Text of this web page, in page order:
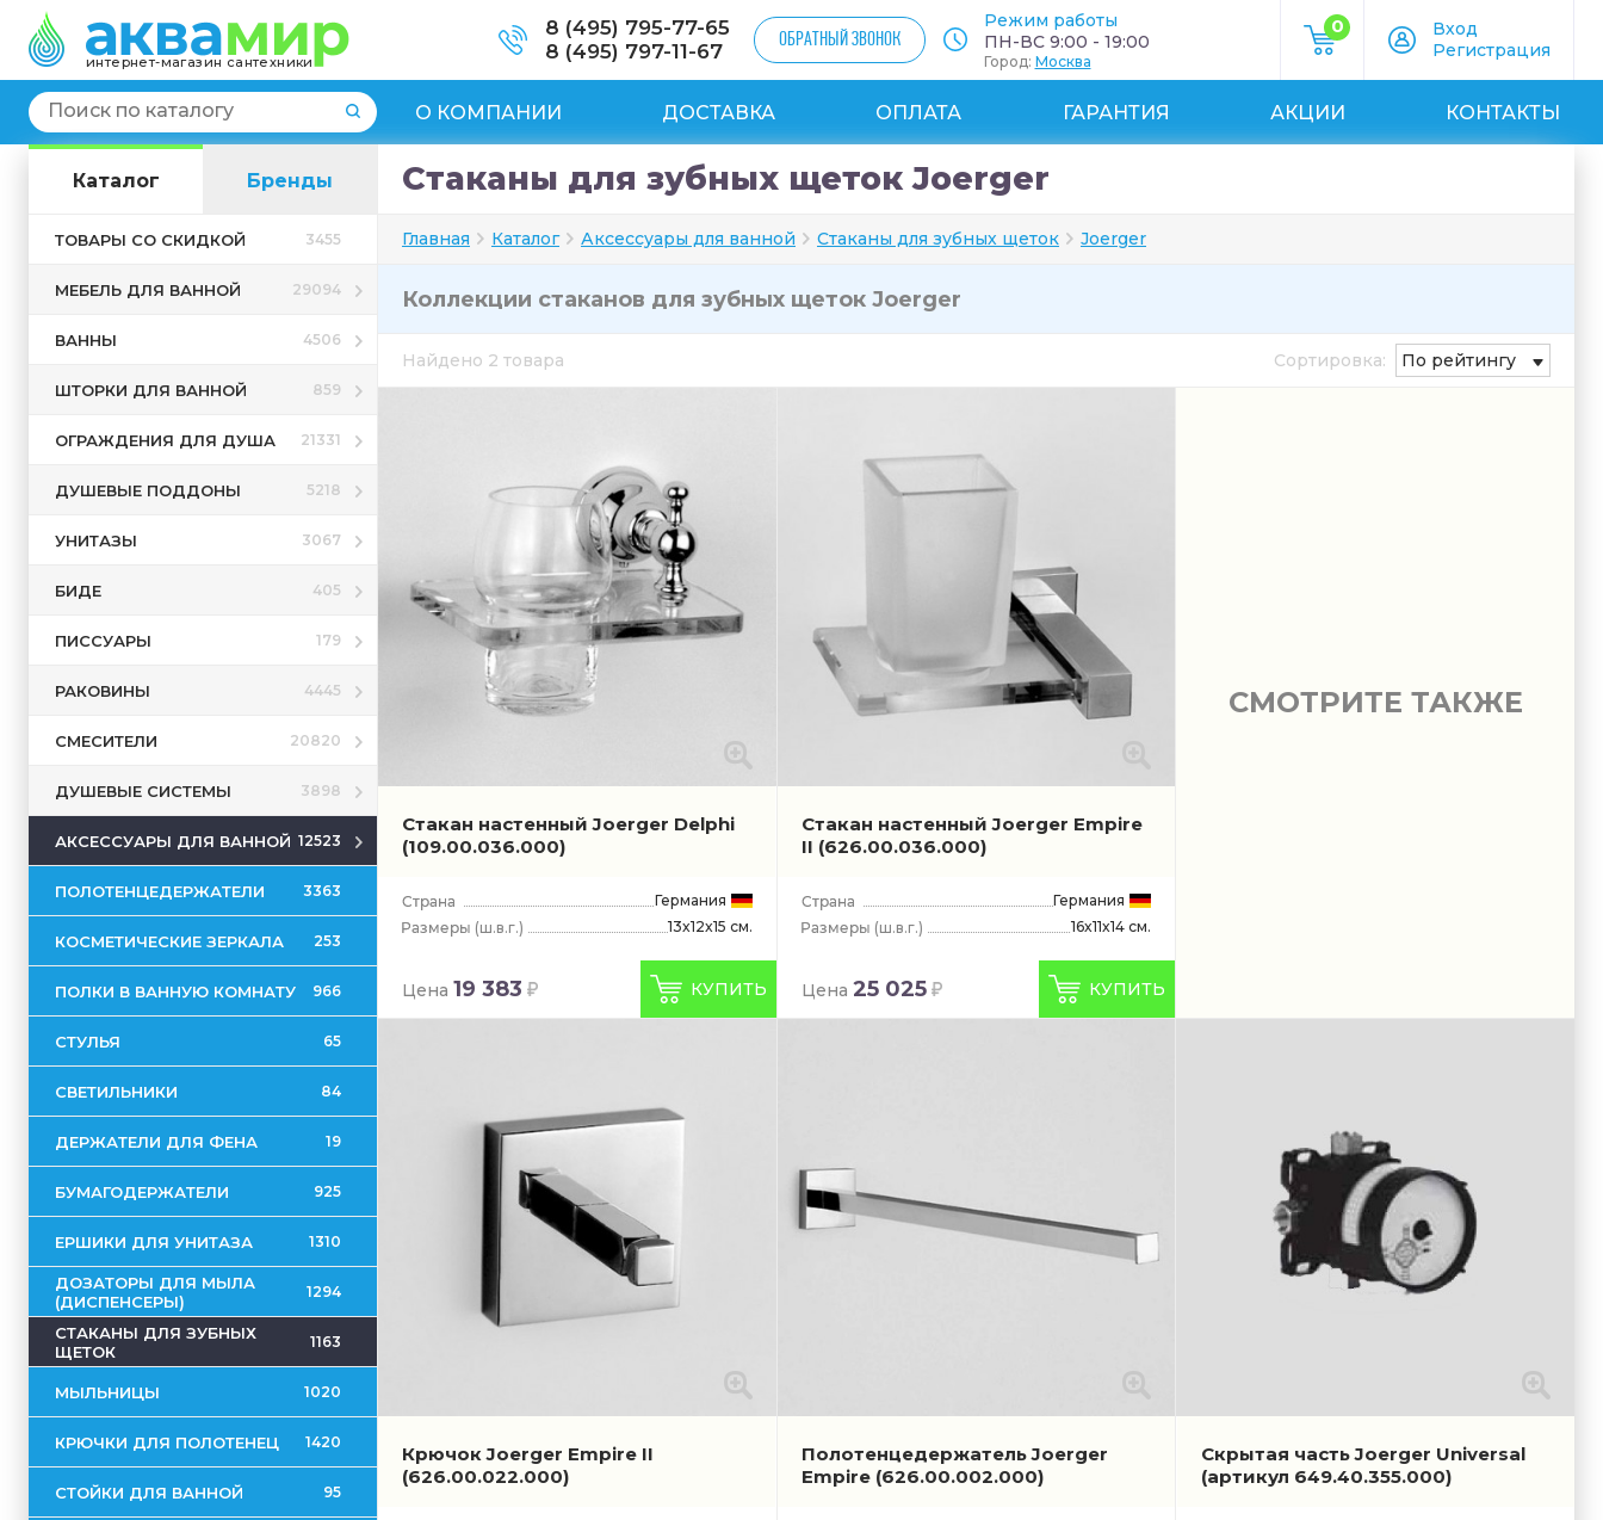
интернет-магазин сантехники
8 (495) 795-77-65
8 (495) 797-11-67
ОБРАТНЫЙ ЗВОНОК
Режим работы
ПН-ВС 9:00 - 19:00
Город: Москва
0
Вход
Регистрация
О КОМПАНИИ ДОСТАВКА ОПЛАТА ГАРАНТИЯ АКЦИИ КОНТАКТЫ
Каталог Бренды
ТОВАРЫ СО СКИДКОЙ 3455
МЕБЕЛЬ ДЛЯ ВАННОЙ 29094
ВАННЫ 4506
ШТОРКИ ДЛЯ ВАННОЙ 859
ОГРАЖДЕНИЯ ДЛЯ ДУША 21331
ДУШЕВЫЕ ПОДДОНЫ 5218
УНИТАЗЫ 3067
БИДЕ 405
ПИССУАРЫ 179
РАКОВИНЫ 4445
СМЕСИТЕЛИ 20820
ДУШЕВЫЕ СИСТЕМЫ 3898
АКСЕССУАРЫ ДЛЯ ВАННОЙ 12523
ПОЛОТЕНЦЕДЕРЖАТЕЛИ 3363
КОСМЕТИЧЕСКИЕ ЗЕРКАЛА 253
ПОЛКИ В ВАННУЮ КОМНАТУ 966
СТУЛЬЯ 65
СВЕТИЛЬНИКИ 84
ДЕРЖАТЕЛИ ДЛЯ ФЕНА 19
БУМАГОДЕРЖАТЕЛИ 925
ЕРШИКИ ДЛЯ УНИТАЗА 1310
ДОЗАТОРЫ ДЛЯ МЫЛА
(ДИСПЕНСЕРЫ)
1294
СТАКАНЫ ДЛЯ ЗУБНЫХ
ЩЕТОК
1163
МЫЛЬНИЦЫ 1020
КРЮЧКИ ДЛЯ ПОЛОТЕНЕЦ 1420
СТОЙКИ ДЛЯ ВАННОЙ 95
Стаканы для зубных щеток Joerger
Главная Каталог Аксессуары для ванной Стаканы для зубных щеток Joerger
Коллекции стаканов для зубных щеток Joerger
Найдено 2 товара Сортировка: По рейтингу
Стакан настенный Joerger Delphi
(109.00.036.000)
Германия
(ш.в.г.)
13x12x15 см.
Цена 19 383 КУПИТЬ
Стакан настенный Joerger Empire
II (626.00.036.000)
Германия
(ш.в.г.)
16x11x14 см.
Цена 25 025 КУПИТЬ
СМОТРИТЕ ТАКЖЕ
Крючок Joerger Empire II
(626.00.022.000)
Полотенцедержатель Joerger
Empire (626.00.002.000)
Скрытая часть Joerger Universal
(артикул 649.40.355.000)